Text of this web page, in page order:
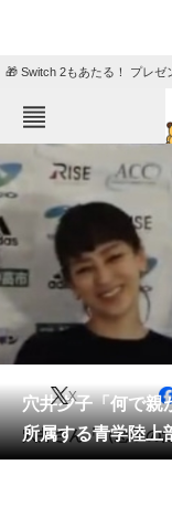
🎁 Switch 2もあたる！ プレゼ
ねとらぼメニュー
TOP
エンタメ
グルメ
住まい
動物
会員記事
メディア
穴井夕子「何で
所属する青学陸上
X
穴井さん「（息子の